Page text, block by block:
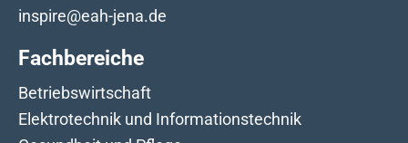
inspire@eah-jena.de
Fachbereiche
Betriebswirtschaft
Elektrotechnik und Informationstechnik